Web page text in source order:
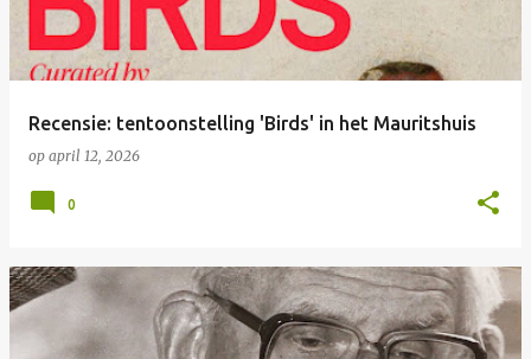
Recensie: tentoonstelling 'Birds' in het Mauritshuis
op april 12, 2026
0